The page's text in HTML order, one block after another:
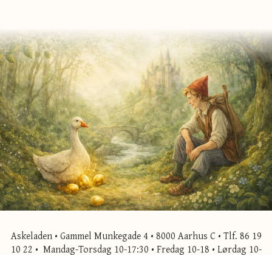
Askeladen • Gammel Munkegade 4 • 8000 Aarhus C • Tlf. 86 19
10 22 • Mandag-Torsdag 10-17:30 • Fredag 10-18 • Lørdag 10-